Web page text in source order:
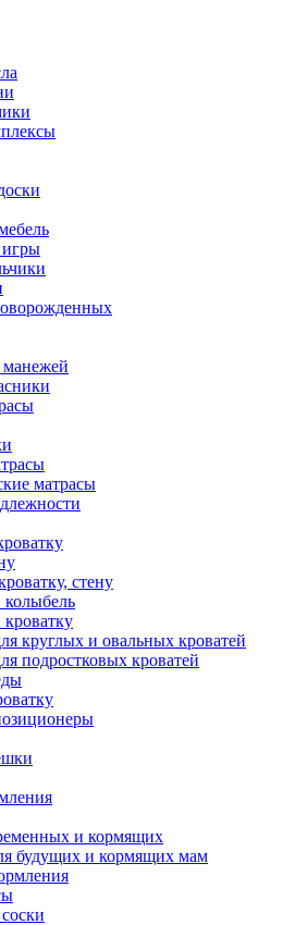
матрасы
стену
круглых и овальных кроватей
подростковых кроватей
и кормящих
будущих и кормящих мам